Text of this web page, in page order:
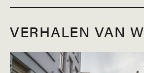
VERHALEN VAN